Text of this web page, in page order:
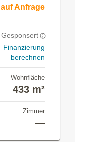
auf Anfrage
—
Gesponsert
Finanzierung
berechnen
Wohnfläche
433 m²
Zimmer
—